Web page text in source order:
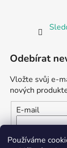
Používáme
Odebírat
Vložte svůj e-
nových
E-mail
Vložením e-
osobních